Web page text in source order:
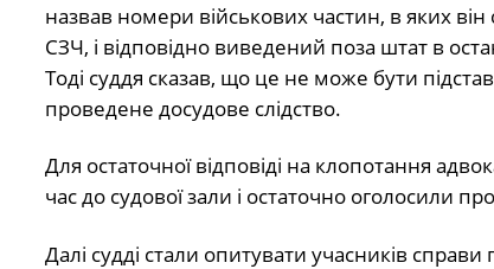
назвав номери військових частин, в яких
СЗЧ, і відповідно виведений поза штат в
Тоді суддя сказав, що це не може бути
проведене досудове слідство.
Для остаточної відповіді на клопотання
час до судової зали і остаточно оголосили
Далі судді стали опитувати учасників